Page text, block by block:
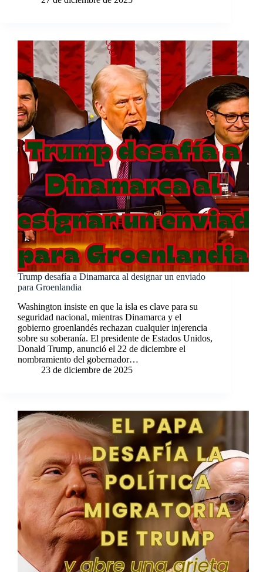
Trump desafía a Dinamarca al designar un enviado
para Groenlandia
Washington insiste en que la isla es clave para su
seguridad nacional, mientras Dinamarca y el
gobierno groenlandés rechazan cualquier injerencia
sobre su soberanía. El presidente de Estados Unidos,
Donald Trump, anunció el 22 de diciembre el
nombramiento del gobernador…
23 de diciembre de 2025